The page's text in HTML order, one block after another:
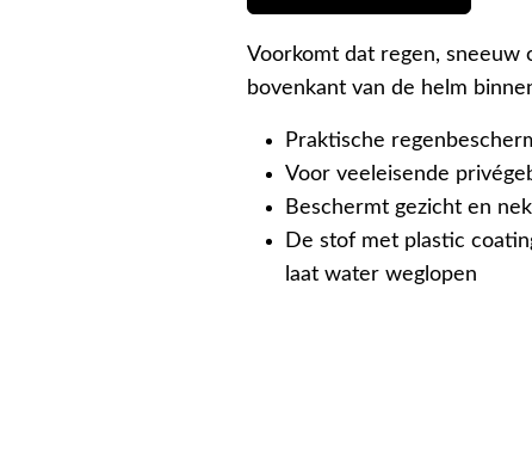
Voorkomt dat regen, sneeuw
bovenkant van de helm
Praktische
Voor veeleisende
Beschermt gezicht en
De stof met plastic
laat water weglopen